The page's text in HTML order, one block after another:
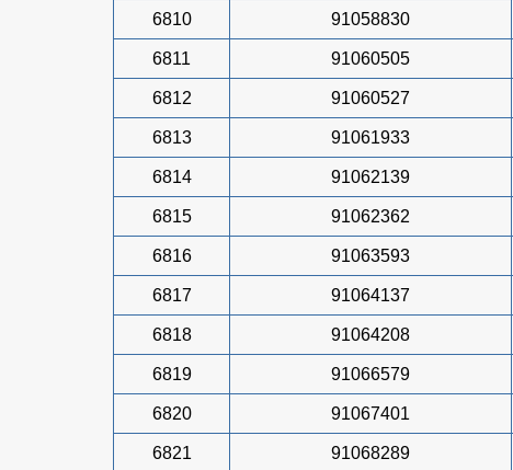
6810 91058830
6811 91060505
6812 91060527
6813 91061933
6814 91062139
6815 91062362
6816 91063593
6817 91064137
6818 91064208
6819 91066579
6820 91067401
6821 91068289